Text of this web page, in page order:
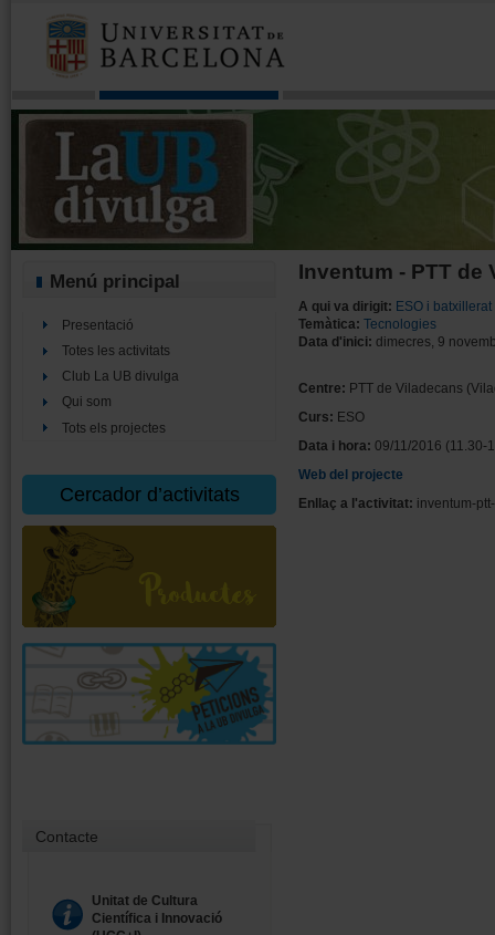
Menú principal
Presentació
Totes les activitats
Club La UB divulga
Qui som
Tots els projectes
Cercador d’activitats
Contacte
Unitat de Cultura
Científica i Innovació
Inventum - PTT de
A qui va dirigit: ESO i batxillerat
Temàtica: Tecnologies
Data d'inici: dimecres, 9
Centre: PTT de Viladecans
Curs: ESO
Data i hora: 09/11/2016 (11.30-
Web del projecte
Enllaç a l'activitat: inventum-